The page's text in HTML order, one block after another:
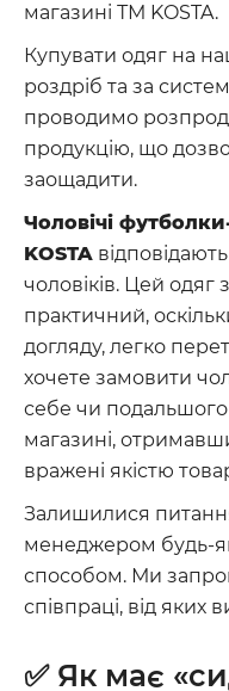
магазині ТМ KOSTA.
Купувати одяг на
роздріб та за
проводимо
продукцію, що
заощадити.
Чоловічі
KOSTA
чоловіків. Цей
практичний,
догляду, легко
хочете замовити
себе чи
магазині,
вражені якістю
Залишилися
менеджером будь-
способом. Ми
співпраці, від яких
✅ Як має